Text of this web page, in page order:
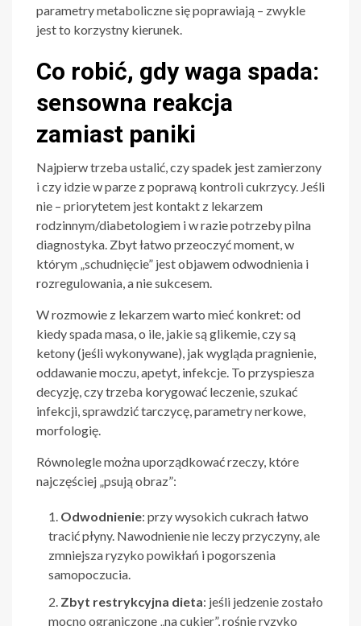
parametry metaboliczne się poprawiają – zwykle
jest to korzystny kierunek.
Co robić, gdy waga spada:
sensowna reakcja
zamiast paniki
Najpierw trzeba ustalić, czy spadek jest zamierzony
i czy idzie w parze z poprawą kontroli cukrzycy. Jeśli
nie – priorytetem jest kontakt z lekarzem
rodzinnym/diabetologiem i w razie potrzeby pilna
diagnostyka. Zbyt łatwo przeoczyć moment, w
którym „schudnięcie” jest objawem odwodnienia i
rozregulowania, a nie sukcesem.
W rozmowie z lekarzem warto mieć konkret: od
kiedy spada masa, o ile, jakie są glikemie, czy są
ketony (jeśli wykonywane), jak wygląda pragnienie,
oddawanie moczu, apetyt, infekcje. To przyspiesza
decyzję, czy trzeba korygować leczenie, szukać
infekcji, sprawdzić tarczycę, parametry nerkowe,
morfologię.
Równolegle można uporządkować rzeczy, które
najczęściej „psują obraz”:
Odwodnienie: przy wysokich cukrach łatwo
tracić płyny. Nawodnienie nie leczy przyczyny, ale
zmniejsza ryzyko powikłań i pogorszenia
samopoczucia.
Zbyt restrykcyjna dieta: jeśli jedzenie zostało
mocno ograniczone „na cukier”, rośnie ryzyko